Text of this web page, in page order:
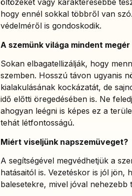
öltözéket vagy karakteresebbé
hogy ennél sokkal többről van
védelméről is gondoskodik.
A szemünk világa mindent megér
Sokan elbagatellizálják, hogy
szemben. Hosszú távon ugyanis
kialakulásának kockázatát, de
idő előtti öregedésében is. Ne
ahogyan leégni is képes ez a
tehát létfontosságú.
Miért viseljünk napszemüveget?
A segítségével megvédhetjük a
hatásaitól is. Vezetéskor is jól
balesetekre, mivel jóval nehezebb